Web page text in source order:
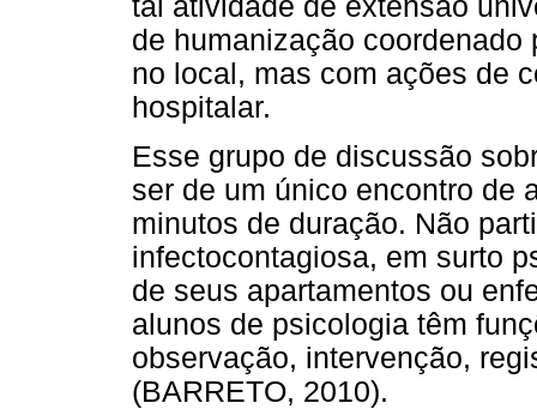
de humanização
no local, mas com ações de
hospitalar.
Esse grupo de discussão
ser de um único encontro de
minutos de duração. Não
infectocontagiosa, em surto
de seus apartamentos ou
alunos de psicologia têm
observação, intervenção,
(BARRETO, 2010).